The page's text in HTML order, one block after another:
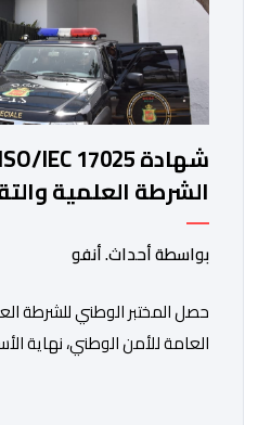
الشرطة العلمية
في مختلف الخبرات
بواسطة أحداث. أنفو
حصل المختبر الوطني للشرطة
العامة للأمن الوطني، نهاية